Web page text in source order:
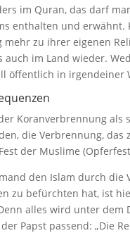
im Quran, das darf
enthalten und
mehr zu ihrer eigenen
auch im Land wieder.
öffentlich in irgendeiner
Koranverbrennung als
die Verbrennung,
der Muslime
den Islam durch die
zu befürchten hat, ist
alles wird unter dem
Papst passend: „Die